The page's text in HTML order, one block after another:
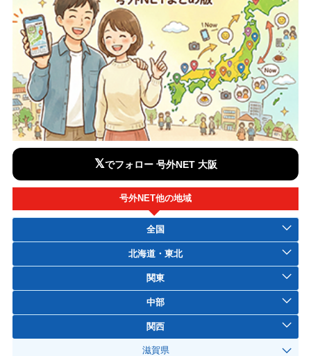
𝕏でフォロー 号外NET 大阪
号外NET他の地域
全国
北海道・東北
関東
中部
関西
滋賀県